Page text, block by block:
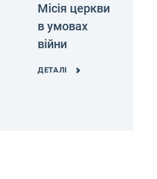
Місія церкви
в умовах
війни
ДЕТАЛІ